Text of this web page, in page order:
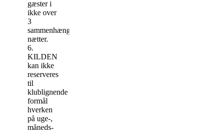
gæster i
ikke over
3
sammenhængende
nætter.
6.
KILDEN
kan ikke
reserveres
til
klublignende
formål
hverken
på uge-,
måneds-